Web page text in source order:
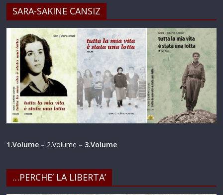
SARA-SAKINE CANSIZ
1.Volume – 2.Volume – 3.Volume
…PERCHE’ LA LIBERTA’